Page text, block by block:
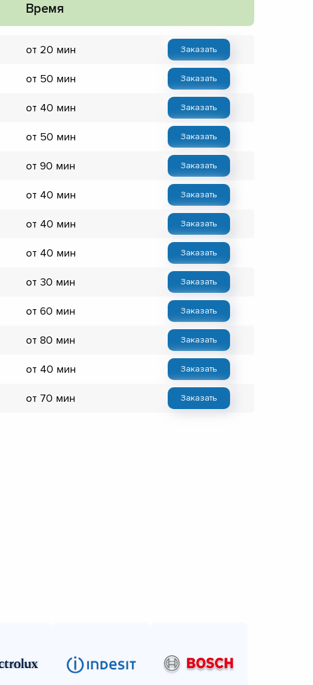
Время
от 20 мин Заказать
от 50 мин Заказать
от 40 мин Заказать
от 50 мин Заказать
от 90 мин Заказать
от 40 мин Заказать
от 40 мин Заказать
от 40 мин Заказать
от 30 мин Заказать
от 60 мин Заказать
от 80 мин Заказать
от 40 мин Заказать
от 70 мин Заказать